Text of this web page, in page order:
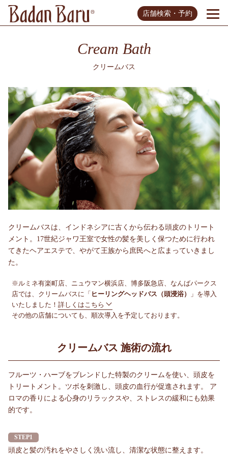
店舗検索・予約
Cream Bath
クリームバス
クリームバスは、インドネシアに古くから伝わる頭皮のトリート
メント。17世紀ジャワ王室で女性の髪を美しく保つために行われ
てきたヘアエステで、やがて王族から庶民へと広まっていきまし
た。
※ルミネ有楽町店、ニュウマン横浜店、博多阪急店、なんばパークス
店では、クリームバスに「 ヒーリングヘッドバス（頭浸浴）
」を導入
いたしました！ 詳しくはこちら
その他の店舗についても、順次導入を予定しております。
クリームバス 施術の流れ
フルーツ・ハーブをブレンドした特製のクリームを使い、頭皮を
トリートメント。ツボを刺激し、頭皮の血行が促進されます。 ア
ロマの香りによる心身のリラックスや、ストレスの緩和にも効果
的です。
STEP1
頭皮と髪の汚れをやさしく洗い流し、清潔な状態に整えます。